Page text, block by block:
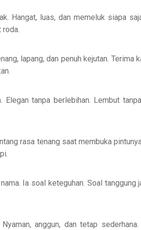
Hangat, luas, dan memeluk siapa
roda.
lapang, dan penuh kejutan.
tanpa berlebihan. Lembut
rasa tenang saat membuka
Ia soal keteguhan. Soal
anggun, dan tetap